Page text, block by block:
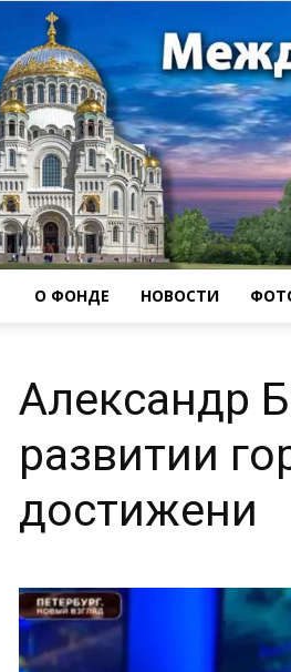
О ФОНДЕ НОВОСТИ
Александр
развитии
достижени